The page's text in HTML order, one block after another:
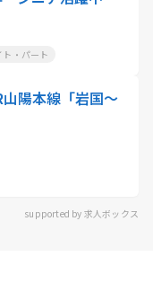
ト・パート
陽本線「岩国～
supported by 求人ボックス